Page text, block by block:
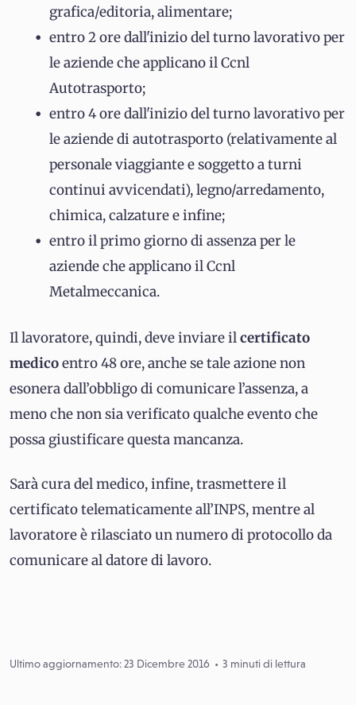
grafica/editoria, alimentare;
entro 2 ore dall'inizio del turno lavorativo per
le aziende che applicano il Ccnl
Autotrasporto;
entro 4 ore dall'inizio del turno lavorativo per
le aziende di autotrasporto (relativamente al
personale viaggiante e soggetto a turni
continui avvicendati), legno/arredamento,
chimica, calzature e infine;
entro il primo giorno di assenza per le
aziende che applicano il Ccnl
Metalmeccanica.
Il lavoratore, quindi, deve inviare ilcertificato
medicoentro 48 ore, anche se tale azione non
esonera dall’obbligo di comunicare l’assenza, a
meno che non sia verificato qualche evento che
possa giustificare questa mancanza.
Sarà cura del medico, infine, trasmettere il
certificato telematicamente all’INPS, mentre al
lavoratore è rilasciato un numero di protocollo da
comunicare al datore di lavoro.
Ultimo aggiornamento: 23 Dicembre 2016 3 minuti di lettura